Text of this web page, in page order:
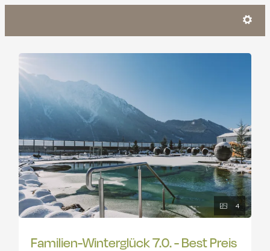
Angebotsdetails für Familien-
4
Familien-Winterglück 7.0. - Best Preis